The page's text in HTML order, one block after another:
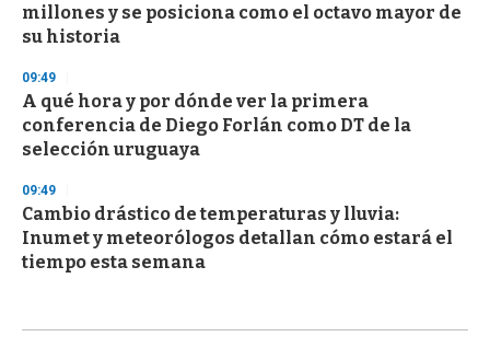
millones y se posiciona como el octavo mayor de
su historia
09:49
A qué hora y por dónde ver la primera
conferencia de Diego Forlán como DT de la
selección uruguaya
09:49
Cambio drástico de temperaturas y lluvia:
Inumet y meteorólogos detallan cómo estará el
tiempo esta semana